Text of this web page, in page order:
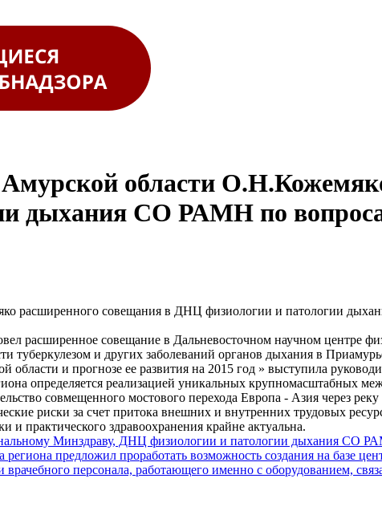
области
дыхания СО РАМН по
расширенного совещания в ДНЦ физиологии и патологии
расширенное совещание в Дальневосточном научном центре
туберкулезом и других заболеваний органов дыхания в
и прогнозе ее развития на 2015 год » выступила
определяется реализацией уникальных крупномасштабных
совмещенного мостового перехода Европа - Азия через
риски за счет притока внешних и внутренних трудовых
и практического здравоохранения крайне актуальна.
Минздраву, ДНЦ физиологии и патологии дыхания СО
предложил проработать возможность создания на базе
персонала, работающего именно с оборудованием,